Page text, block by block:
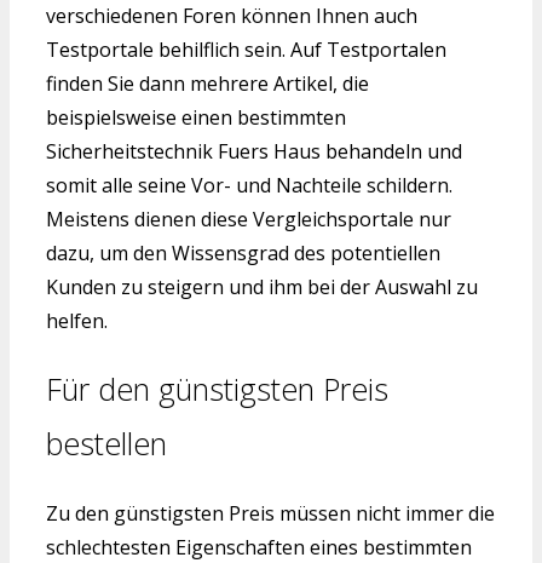
verschiedenen Foren können Ihnen auch
Testportale behilflich sein. Auf Testportalen
finden Sie dann mehrere Artikel, die
beispielsweise einen bestimmten
Sicherheitstechnik Fuers Haus behandeln und
somit alle seine Vor- und Nachteile schildern.
Meistens dienen diese Vergleichsportale nur
dazu, um den Wissensgrad des potentiellen
Kunden zu steigern und ihm bei der Auswahl zu
helfen.
Für den günstigsten Preis
bestellen
Zu den günstigsten Preis müssen nicht immer die
schlechtesten Eigenschaften eines bestimmten